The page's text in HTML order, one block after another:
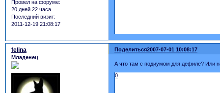
Провел на форуме:
20 дней 22 часа
Последний визит:
2011-12-19 21:08:17
Поделиться2007-07-01 10:08:17
felina
Младенец
А что там с подиумом для дефиле? Или
0